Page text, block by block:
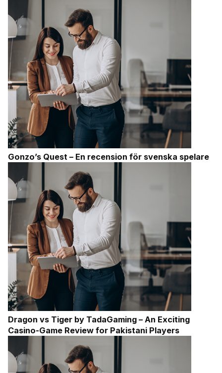
Gonzo’s Quest – En recension för svenska spelare
Dragon vs Tiger by TadaGaming – An Exciting
Casino-Game Review for Pakistani Players